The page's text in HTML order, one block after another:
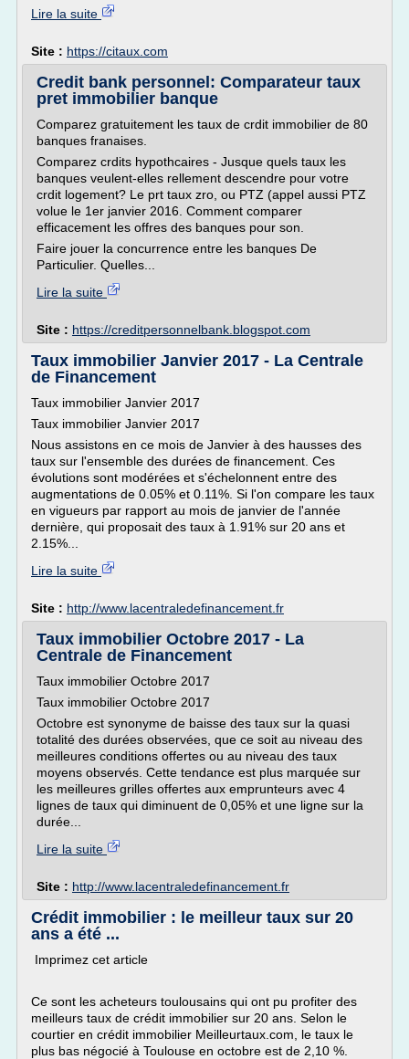
Lire la suite
Site : https://citaux.com
Credit bank personnel: Comparateur taux
pret immobilier banque
Comparez gratuitement les taux de crdit immobilier de 80
banques franaises.
Comparez crdits hypothcaires - Jusque quels taux les
banques veulent-elles rellement descendre pour votre
crdit logement? Le prt taux zro, ou PTZ (appel aussi PTZ
volue le 1er janvier 2016. Comment comparer
efficacement les offres des banques pour son.
Faire jouer la concurrence entre les banques De
Particulier. Quelles...
Lire la suite
Site : https://creditpersonnelbank.blogspot.com
Taux immobilier Janvier 2017 - La Centrale
de Financement
Taux immobilier Janvier 2017
Taux immobilier Janvier 2017
Nous assistons en ce mois de Janvier à des hausses des
taux sur l'ensemble des durées de financement. Ces
évolutions sont modérées et s'échelonnent entre des
augmentations de 0.05% et 0.11%. Si l'on compare les taux
en vigueurs par rapport au mois de janvier de l'année
dernière, qui proposait des taux à 1.91% sur 20 ans et
2.15%...
Lire la suite
Site : http://www.lacentraledefinancement.fr
Taux immobilier Octobre 2017 - La
Centrale de Financement
Taux immobilier Octobre 2017
Taux immobilier Octobre 2017
Octobre est synonyme de baisse des taux sur la quasi
totalité des durées observées, que ce soit au niveau des
meilleures conditions offertes ou au niveau des taux
moyens observés. Cette tendance est plus marquée sur
les meilleures grilles offertes aux emprunteurs avec 4
lignes de taux qui diminuent de 0,05% et une ligne sur la
durée...
Lire la suite
Site : http://www.lacentraledefinancement.fr
Crédit immobilier : le meilleur taux sur 20
ans a été ...
Imprimez cet article
Ce sont les acheteurs toulousains qui ont pu profiter des
meilleurs taux de crédit immobilier sur 20 ans. Selon le
courtier en crédit immobilier Meilleurtaux.com, le taux le
plus bas négocié à Toulouse en octobre est de 2,10 %.